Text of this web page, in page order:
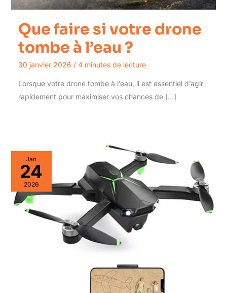
Que faire si votre drone
tombe à l’eau ?
30 janvier 2026 / 4 minutes de lecture
Lorsque votre drone tombe à l’eau, il est essentiel d’agir
rapidement pour maximiser vos chances de […]
Jan
24
2026